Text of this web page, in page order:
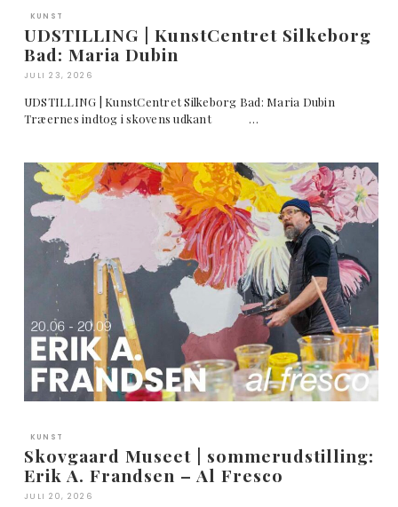
KUNST
UDSTILLING | KunstCentret Silkeborg
Bad: Maria Dubin
JULI 23, 2026
UDSTILLING | KunstCentret Silkeborg Bad: Maria Dubin
Træernes indtog i skovens udkant …
KUNST
Skovgaard Museet | sommerudstilling:
Erik A. Frandsen – Al Fresco
JULI 20, 2026